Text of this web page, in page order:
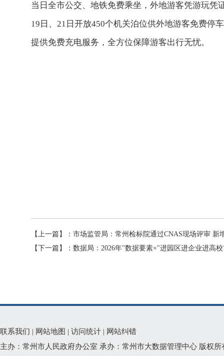
当日全市公交、地铁免费乘坐，外地游客凭游玩凭
19日、21日开放450个机关泊位供外地游客免费停
提供免费充电服务，全方位保障游客出行无忧。
【上一篇】： 市场监管局：常州检标院通过CNAS现场评审 新
【下一篇】： 数据局：2026年"数据要素×"进园区进企业进高
联系我们 | 网站地图 | 访问统计 | 网站纠错
主办：常州市人民政府办公室 承办：常州市大数据管理中心 版权